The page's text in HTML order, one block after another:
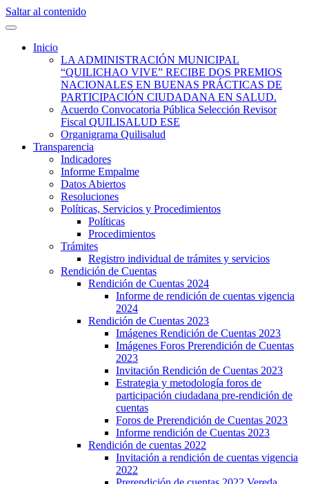
Saltar al contenido
Quilisalud
Inicio
LA ADMINISTRACIÓN MUNICIPAL
“QUILICHAO VIVE” RECIBE DOS PREMIOS
NACIONALES EN BUENAS PRÁCTICAS DE
PARTICIPACIÓN CIUDADANA EN SALUD.
Acuerdo Convocatoria Pública Selección Revisor
Fiscal QUILISALUD ESE
Organigrama Quilisalud
Transparencia
Indicadores
Informe Empalme
Datos Abiertos
Resoluciones
Políticas, Servicios y Procedimientos
Políticas
Procedimientos
Trámites
Registro individual de trámites y servicios
Rendición de Cuentas
Rendición de Cuentas 2024
Informe de rendición de cuentas vigencia
2024
Rendición de Cuentas 2023
Imágenes Rendición de Cuentas 2023
Imágenes Foros Prerendición de Cuentas
2023
Invitación Rendición de Cuentas 2023
Estrategia y metodología foros de
participación ciudadana pre-rendición de
cuentas
Foros de Prerendición de Cuentas 2023
Informe rendición de Cuentas 2023
Rendición de cuentas 2022
Invitación a rendición de cuentas vigencia
2022